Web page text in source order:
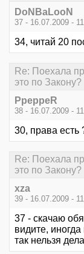
DoNBaLooN
37 - 16.07.2009 -
34, читай 20
Re: Поехала
это по Закону?
PpeppeR
38 - 16.07.2009 -
30, права есть
Re: Поехала
это по Закону?
xza
39 - 16.07.2009 -
37 - скачаю
видите,
так нельзя